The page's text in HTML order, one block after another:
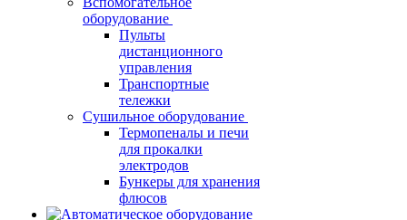
оборудование
Пульты
дистанционного
управления
Транспортные
тележки
Сушильное оборудование
Термопеналы и печи
для прокалки
электродов
Бункеры для хранения
флюсов